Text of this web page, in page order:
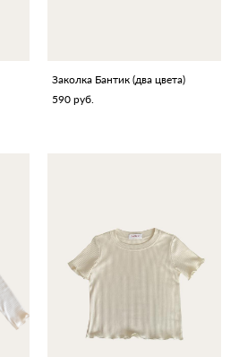
Заколка Бантик (два цвета)
590 pуб.